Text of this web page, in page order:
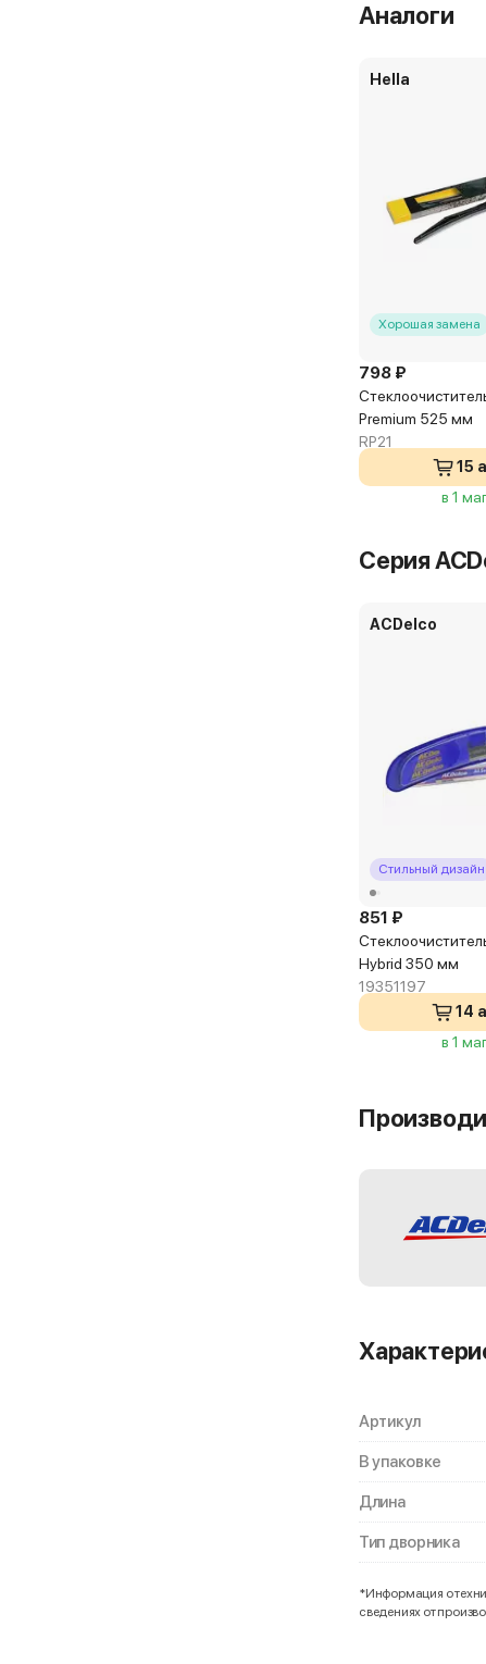
Аналоги
Hella
Хорошая замена
798 ₽
Premium 525 мм
RP21
15
в 1
Серия
ACDelco
Стильный дизайн
851 ₽
Hybrid 350 мм
19351197
14
в 1
Артикул
В упаковке
Длина
Тип дворника
*Информация о
сведениях от